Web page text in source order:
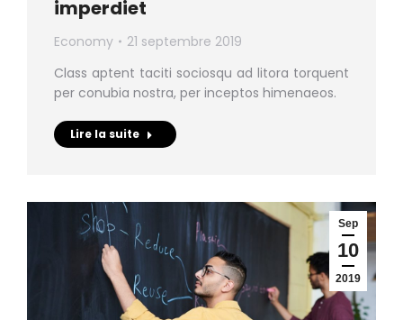
imperdiet
Economy
21 septembre 2019
Class aptent taciti sociosqu ad litora torquent
per conubia nostra, per inceptos himenaeos.
Lire la suite
Sep
10
2019